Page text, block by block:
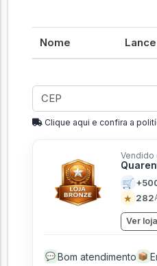
Nome Lance
Clique aqui e confira a
Vendido
🛒
★ 282
Ver loja
💬 Bom atendimento 📦